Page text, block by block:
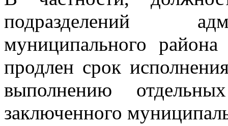
подразделений
муниципального района
продлен срок
выполнению
заключенного